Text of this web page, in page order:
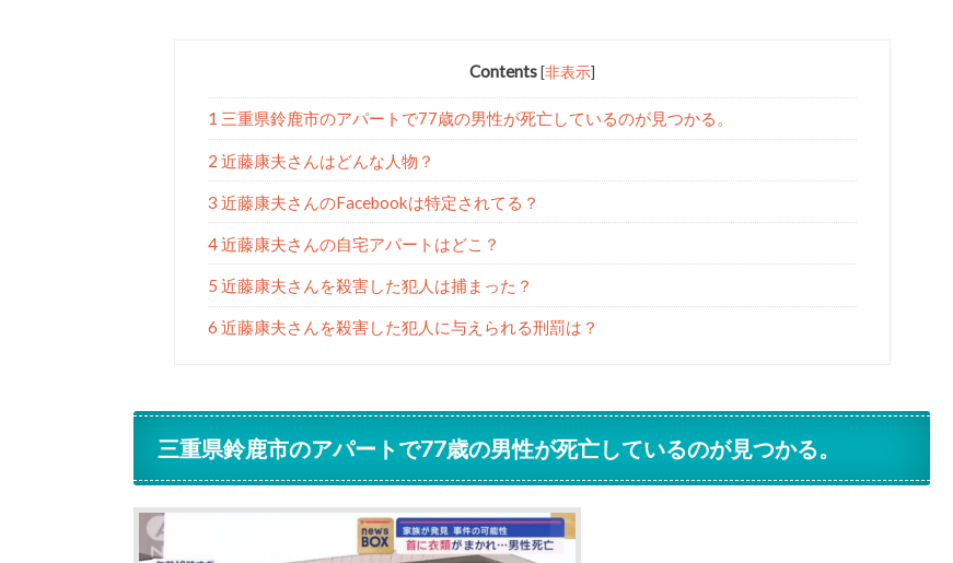
Contents [非表示]
1 三重県鈴鹿市のアパートで77歳の男性が死亡しているのが見つかる。
2 近藤康夫さんはどんな人物？
3 近藤康夫さんのFacebookは特定されてる？
4 近藤康夫さんの自宅アパートはどこ？
5 近藤康夫さんを殺害した犯人は捕まった？
6 近藤康夫さんを殺害した犯人に与えられる刑罰は？
三重県鈴鹿市のアパートで77歳の男性が死亡しているのが見つかる。